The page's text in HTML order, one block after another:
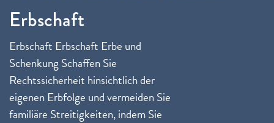
Erbschaft
Erbschaft Erbschaft Erbe und
Schenkung Schaffen Sie
Rechtssicherheit hinsichtlich der
eigenen Erbfolge und vermeiden Sie
familiäre Streitigkeiten, indem Sie